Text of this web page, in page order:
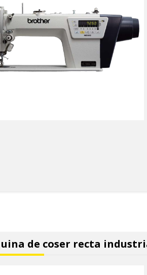
de coser recta